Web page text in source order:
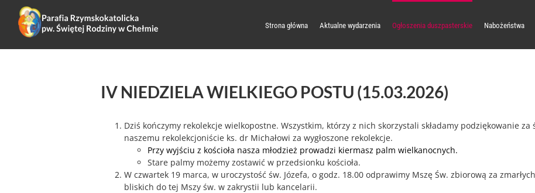
Strona główna Aktualne wydarzenia Ogłoszenia duszpasterskie Nabożeństwa
IV NIEDZIELA WIELKIEGO POSTU (15.03.2026)
Dziś kończymy rekolekcje wielkopostne. Wszystkim, którzy z nich skorzystali składamy podziękowanie za
naszemu rekolekcjoniście ks. dr Michałowi za wygłoszone rekolekcje.
Przy wyjściu z kościoła nasza młodzież prowadzi kiermasz palm wielkanocnych.
Stare palmy możemy zostawić w przedsionku kościoła.
W czwartek 19 marca, w uroczystość św. Józefa, o godz. 18.00 odprawimy Mszę Św. zbiorową za
bliskich do tej Mszy św. w zakrystii lub kancelarii.